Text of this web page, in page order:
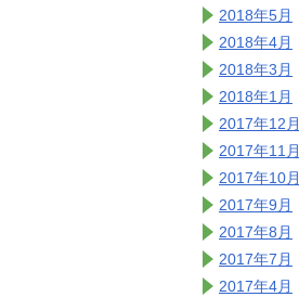
2018年5月
2018年4月
2018年3月
2018年1月
2017年12月
2017年11月
2017年10月
2017年9月
2017年8月
2017年7月
2017年4月